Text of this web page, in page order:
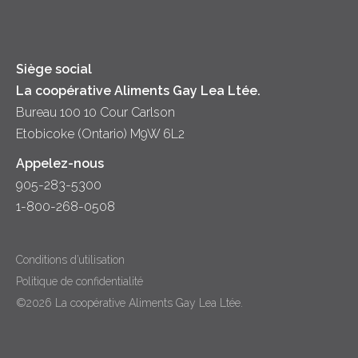
Siège social
La coopérative Aliments Gay Lea Ltée.
Bureau 100 10 Cour Carlson
Etobicoke (Ontario) M9W 6L2
Appelez-nous
905-283-5300
1-800-268-0508
Conditions d’utilisation
Politique de confidentialité
©2026 La coopérative Aliments Gay Lea Ltée.